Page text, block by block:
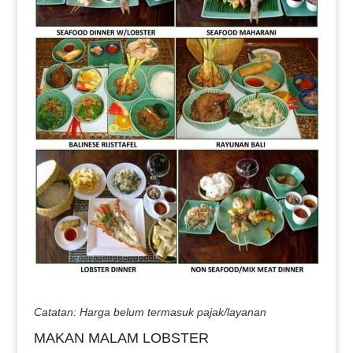
Catatan: Harga belum termasuk pajak/layanan
MAKAN MALAM LOBSTER